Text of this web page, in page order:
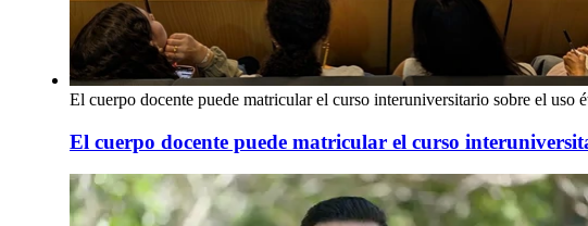
El cuerpo docente puede matricular el curso interuniversitario sobre el
El cuerpo docente puede matricular el curso